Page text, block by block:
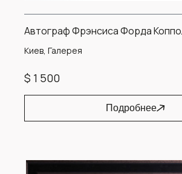
Автограф Фрэнсиса Форда
Киев, Галерея
$ 1 500
Подробнее